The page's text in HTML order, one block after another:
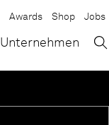
Unternehmen
Awards Shop Jobs
→ ×